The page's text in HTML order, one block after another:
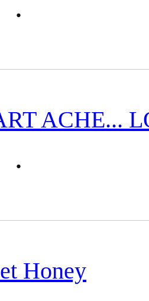
ACHE...
Honey